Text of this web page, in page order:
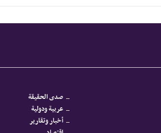
صدى الحقيقة
عربية ودولية
أخبار وتقارير